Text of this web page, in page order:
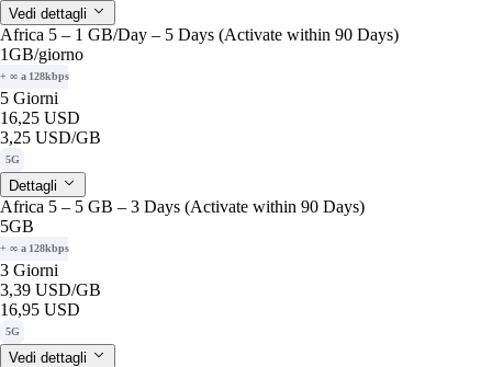
Vedi dettagli
Africa 5 – 1 GB/Day – 5 Days (Activate within 90 Days)
1GB/giorno
+ ∞ a 128kbps
5 Giorni
16,25 USD
3,25 USD/GB
5G
Dettagli
Africa 5 – 5 GB – 3 Days (Activate within 90 Days)
5GB
+ ∞ a 128kbps
3 Giorni
3,39 USD/GB
16,95 USD
5G
Vedi dettagli